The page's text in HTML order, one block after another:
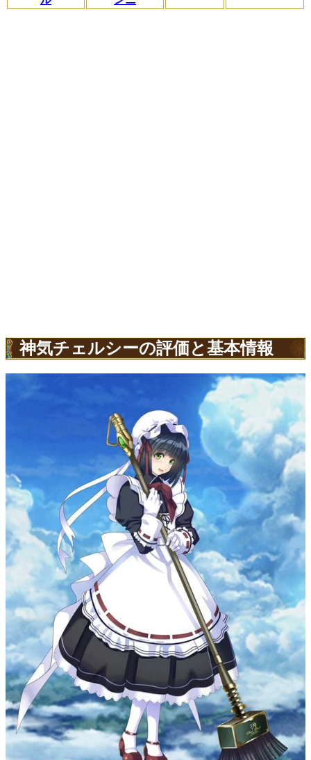
神気チェルシーの評価と基本情報